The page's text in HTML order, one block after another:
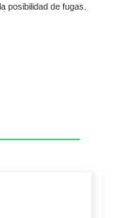
posibilidad de fugas.